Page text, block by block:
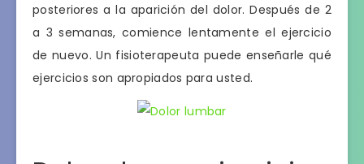
posteriores a la aparición del dolor. Después de 2
a 3 semanas, comience lentamente el ejercicio
de nuevo. Un fisioterapeuta puede enseñarle qué
ejercicios son apropiados para usted.